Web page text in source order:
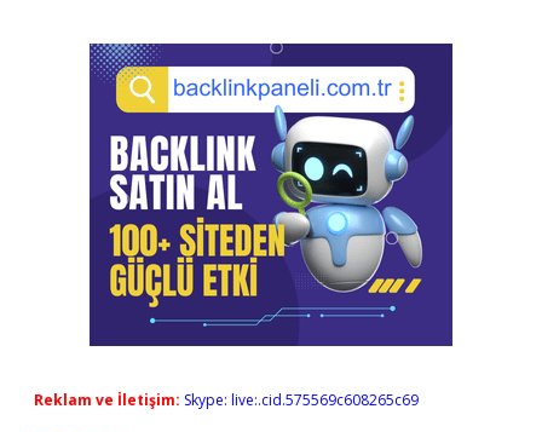
Reklam ve İletişim: Skype: live:.cid.575569c608265c69